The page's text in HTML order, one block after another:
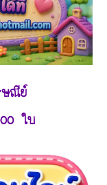
ณีย์
ใบ